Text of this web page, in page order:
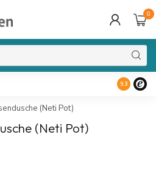
0
9.3
(Neti Pot)
(Neti Pot)